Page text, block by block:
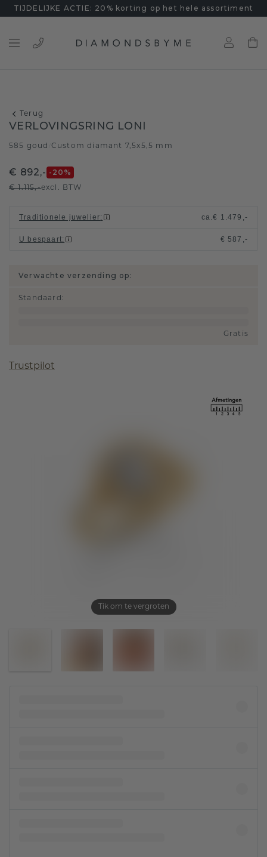
TIJDELIJKE ACTIE: 20% korting op het hele assortiment
Terug
Tik om te vergroten
VERLOVINGSRING LONI
585 goud Custom diamant 7,5x5,5 mm
€ 892,- -20 %
€ 1.115,-excl. BTW
Traditionele juwelier: ca.€ 1.479,-
U bespaart: € 587,-
Verwachte verzending op:
Standaard :
Gratis
Trustpilot